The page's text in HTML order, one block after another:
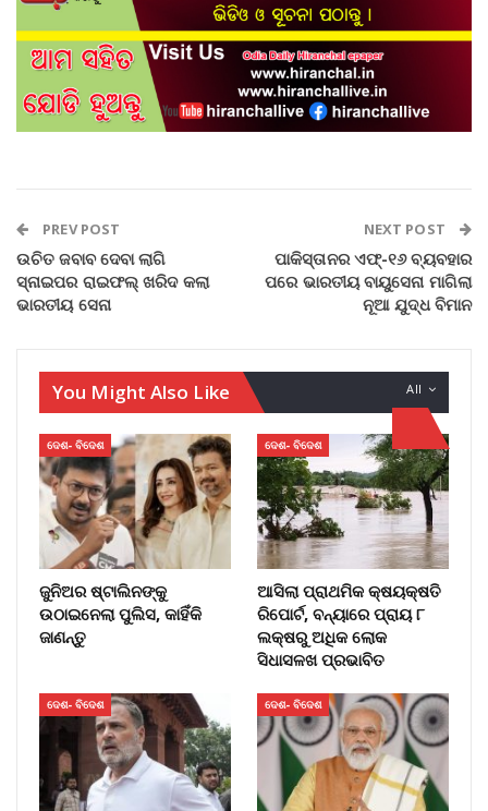
PREV POST
ଉଚିତ ଜବାବ ଦେବା ଲାଗି
ସ୍ନାଇପର ରାଇଫଲ୍‌ ଖରିଦ କଲା
ଭାରତୀୟ ସେନା
NEXT POST
ପାକିସ୍ତାନର ଏଫ୍‌-୧୬ ବ୍ୟବହାର
ପରେ ଭାରତୀୟ ବାୟୁସେନା ମାଗିଲା
ନୂଆ ଯୁଦ୍ଧ ବିମାନ
All
You Might Also Like
ଦେଶ- ବିଦେଶ
ଜୁନିଅର ଷ୍ଟାଲିନଙ୍କୁ
ଉଠାଇନେଲା ପୁଲିସ, କାହିଁକି
ଜାଣନ୍ତୁ
ଦେଶ- ବିଦେଶ
ଆସିଲା ପ୍ରାଥମିକ କ୍ଷୟକ୍ଷତି
ରିପୋର୍ଟ, ବନ୍ୟାରେ ପ୍ରାୟ ୮
ଲକ୍ଷରୁ ଅଧିକ ଲୋକ
ସିଧାସଳଖ ପ୍ରଭାବିତ
ଦେଶ- ବିଦେଶ ଦେଶ- ବିଦେଶ